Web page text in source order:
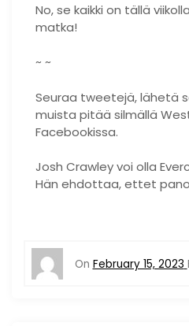
No, se kaikki on tällä
matka!
~ ~
Seuraa tweetejä, lähetä
muista pitää silmällä
Facebookissa.
Josh Crawley voi olla
Hän ehdottaa, ettet
On February 15, 2023